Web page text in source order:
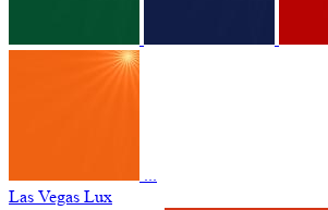
...
Las Vegas Lux